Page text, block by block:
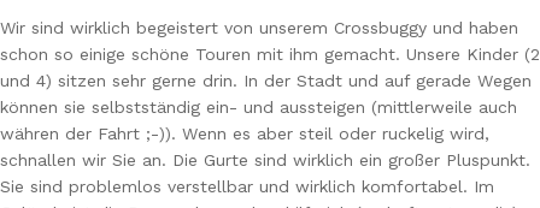
Wir sind wirklich begeistert von unserem Crossbuggy und haben
schon so einige schöne Touren mit ihm gemacht. Unsere Kinder (2
und 4) sitzen sehr gerne drin. In der Stadt und auf gerade Wegen
können sie selbstständig ein- und aussteigen (mittlerweile auch
währen der Fahrt ;-)). Wenn es aber steil oder ruckelig wird,
schnallen wir Sie an. Die Gurte sind wirklich ein großer Pluspunkt.
Sie sind problemlos verstellbar und wirklich komfortabel. Im